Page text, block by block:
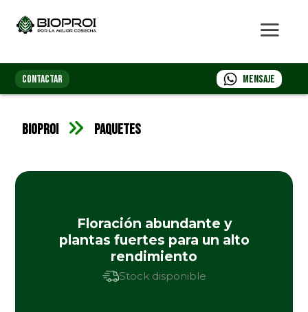
CONTACTAR Mensaje
Bioproi Paquetes
Floración abundante y
plantas fuertes para un alto
rendimiento
Stock disponible